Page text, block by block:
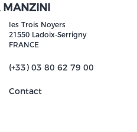
MANZINI
les Trois Noyers
21550 Ladoix-Serrigny
FRANCE
(+33) 03 80 62 79 00
Contact